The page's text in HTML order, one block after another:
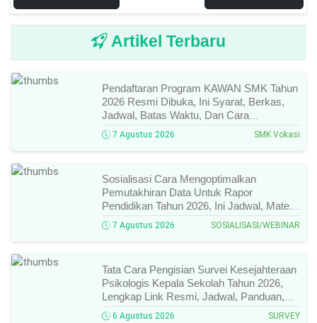
Artikel Terbaru
Pendaftaran Program KAWAN SMK Tahun
2026 Resmi Dibuka, Ini Syarat, Berkas,
Jadwal, Batas Waktu, Dan Cara
Pendaftarannya!
7 Agustus 2026 SMK Vokasi
Sosialisasi Cara Mengoptimalkan
Pemutakhiran Data Untuk Rapor
Pendidikan Tahun 2026, Ini Jadwal, Materi,
Narasumber, Dan Link Mengikutinya!
7 Agustus 2026 SOSIALISASI/WEBINAR
Tata Cara Pengisian Survei Kesejahteraan
Psikologis Kepala Sekolah Tahun 2026,
Lengkap Link Resmi, Jadwal, Panduan,
Dan Hal Yang Wajib Diperhatikan!
6 Agustus 2026 SURVEY